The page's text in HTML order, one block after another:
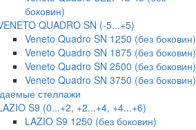
боковин)
QUADRO SN (-5...+5)
Veneto Quadro SN 1250 (без боковин)
Veneto Quadro SN 1875 (без боковин)
Veneto Quadro SN 2500 (без боковин)
Veneto Quadro SN 3750 (без боковин)
стеллажи
S9 (0...+2, +2...+4, +4...+6)
LAZIO S9 1250 (без боковин)